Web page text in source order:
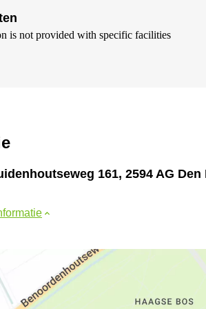
is not provided with specific facilities
161, 2594 AG Den